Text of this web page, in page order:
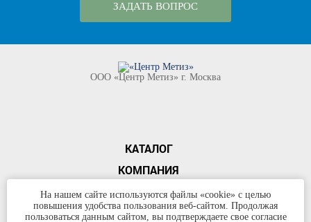
ЗАДАТЬ ВОПРОС
КОМПАНИЯ
ООО «Центр Метиз» г. Москва
КАТАЛОГ
КОНТАКТЫ
©ООО «Центр Метиз» 2000-2026
На нашем сайте используются файлы «cookie» с целью
повышения удобства пользования веб-сайтом. Продолжая
пользоваться данным сайтом, вы подтверждаете свое согласие